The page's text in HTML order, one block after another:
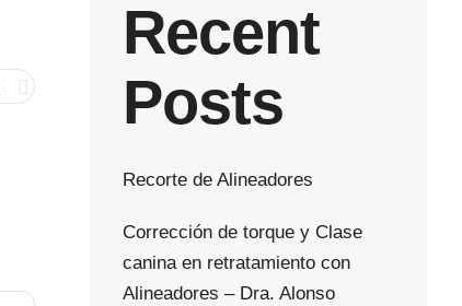
Recent
Posts
Recorte de Alineadores
Corrección de torque y Clase
canina en retratamiento con
Alineadores – Dra. Alonso